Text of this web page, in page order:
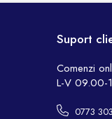
Suport
Comenzi
L-V 09.00-
0773